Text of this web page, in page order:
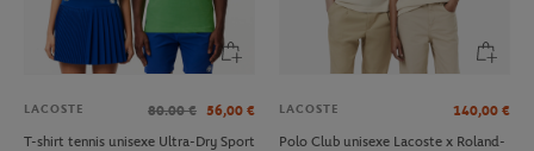
LACOSTE 80.00 € 56,00 €
T-shirt tennis unisexe Ultra-Dry Sport
LACOSTE 140,00 €
Polo Club unisexe Lacoste x Roland-